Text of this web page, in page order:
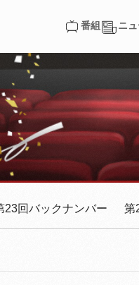
番組
ニ
23回バックナンバー 第